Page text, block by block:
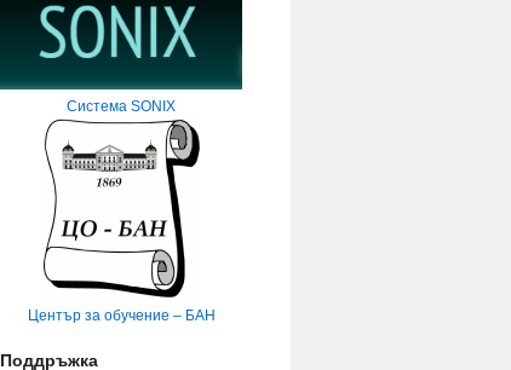
Система SONIX
Център за обучение – БАН
Поддръжка